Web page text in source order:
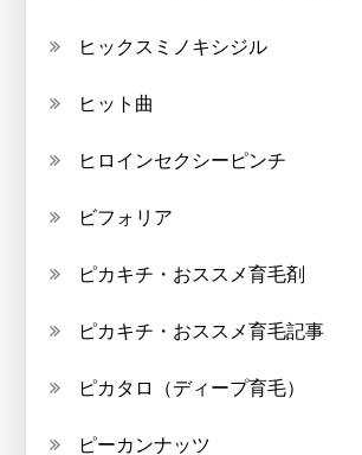
ヒックスミノキシジル
ヒット曲
ヒロインセクシーピンチ
ビフォリア
ピカキチ・おススメ育毛剤
ピカキチ・おススメ育毛記事
ピカタロ（ディープ育毛）
ピーカンナッツ